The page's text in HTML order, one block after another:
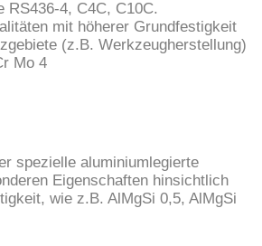
RS436-4, C4C, C10C.
mit höherer Grundfestigkeit
(z.B. Werkzeugherstellung)
Mo 4
spezielle aluminiumlegierte
Eigenschaften hinsichtlich
wie z.B. AlMgSi 0,5, AlMgSi